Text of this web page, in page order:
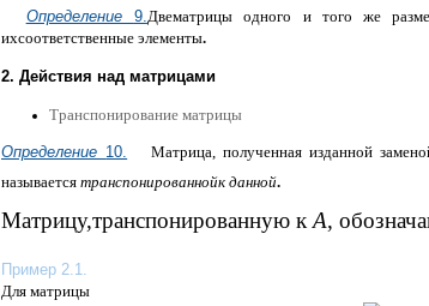
Определение 9. Двематрицы одного и того же
ихсоответственные элементы.
2. Действия над матрицами
Транспонирование матрицы
Определение 10.
Матрица, полученная изданной
называется транспонированнойк данной.
Матрицу,транспонированную к А,
Пример 2.1.
Для матрицы